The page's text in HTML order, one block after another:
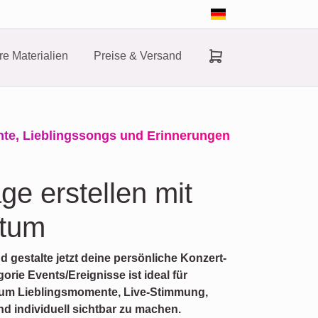
Materialien Preise & Versand
Lieblingssongs und Erinnerungen
erstellen mit
gestalte jetzt deine persönliche Konzert-
Events/Ereignisse ist ideal für
Lieblingsmomente, Live-Stimmung,
individuell sichtbar zu machen.